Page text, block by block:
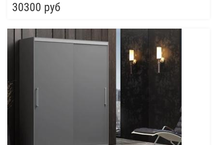
30300 руб